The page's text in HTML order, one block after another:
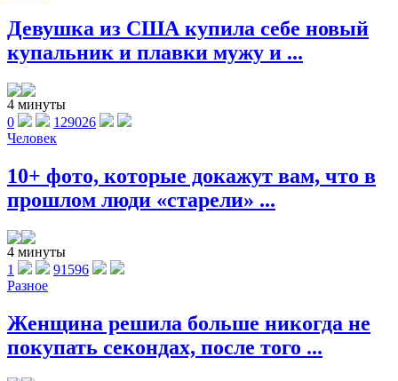
Девушка из США купила себе новый
купальник и плавки мужу и ...
4 минуты
0
129026
Человек
10+ фото, которые докажут вам, что в
прошлом люди «старели» ...
4 минуты
1
91596
Разное
Женщина решила больше никогда не
покупать секондах, после того ...